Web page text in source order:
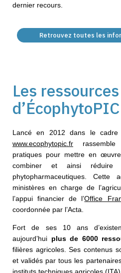
dernier recours.
Retrouvez toutes les
Les ressources
d’ÉcophytoPIC
Lancé en 2012 dans le
www.ecophytopic.fr
pratiques pour mettre en
combiner et ainsi réduire
phytopharmaceutiques.
ministères en charge de
l’appui financier de l’Office
coordonnée par l’Acta.
Fort de ses 10 ans
aujourd’hui plus de 6000
filières agricoles. Ses contenus
et validés par tous les